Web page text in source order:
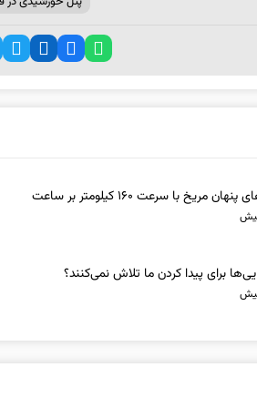
مریخ با سرعت ۱۶۰ کیلومتر بر ساعت
برای پیدا کردن ما تلاش نمی‌کنند؟